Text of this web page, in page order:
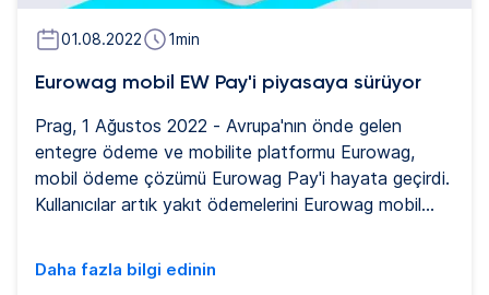
01.08.2022 1min
Eurowag mobil EW Pay'i piyasaya sürüyor
Prag, 1 Ağustos 2022 - Avrupa'nın önde gelen
entegre ödeme ve mobilite platformu Eurowag,
mobil ödeme çözümü Eurowag Pay'i hayata geçirdi.
Kullanıcılar artık yakıt ödemelerini Eurowag mobil
üzerinde daha iyi ve daha güvenli bir kontrole sahip
Daha fazla bilgi edinin